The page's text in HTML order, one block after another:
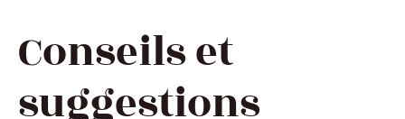
Conseils et
suggestions